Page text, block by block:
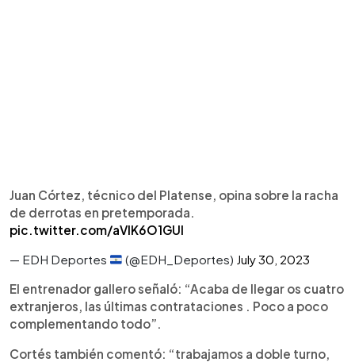
Juan Córtez, técnico del Platense, opina sobre la racha
de derrotas en pretemporada.
pic.twitter.com/aVlK6O1GUl
— EDH Deportes
(@EDH_Deportes) July 30, 2023
El entrenador gallero señaló: “Acaba de llegar os cuatro
extranjeros, las últimas contrataciones . Poco a poco
complementando todo”.
Cortés también comentó: “trabajamos a doble turno,